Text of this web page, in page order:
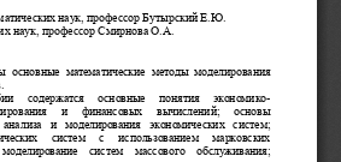
наук профессор Бутырский Е.Ю.
наук профессор Смирнова О.А.
основные  математические  методы  моделирования
содержатся   основные   понятия   экономико-
и   финансовых   вычислений;   основы
и  моделирования  экономических  систем;
систем   с   использованием   марковских
систем  массового  обслуживания;